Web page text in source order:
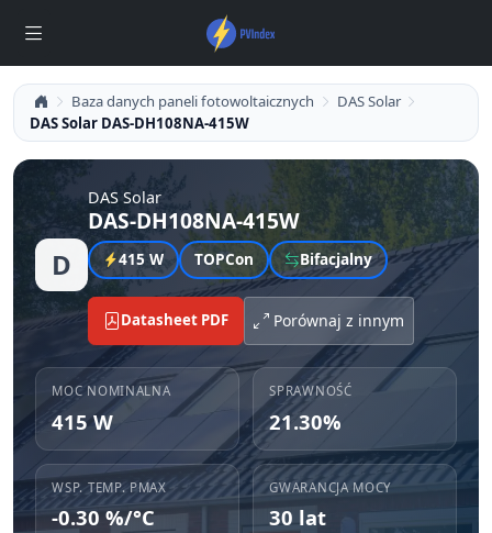
Baza danych paneli fotowoltaicznych
DAS Solar
DAS Solar DAS-DH108NA-415W
D
DAS Solar
DAS-DH108NA-415W
415 W TOPCon Bifacjalny
Datasheet PDF Porównaj z innym
MOC NOMINALNA
415 W
SPRAWNOŚĆ
21.30%
WSP. TEMP. PMAX
-0.30 %/°C
GWARANCJA MOCY
30 lat